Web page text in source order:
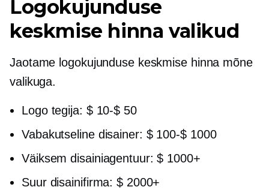
Logokujunduse
keskmise hinna valikud
Jaotame logokujunduse keskmise hinna mõne
valikuga.
Logo tegija: $ 10-$ 50
Vabakutseline disainer: $ 100-$ 1000
Väiksem disainiagentuur: $ 1000+
Suur disainifirma: $ 2000+